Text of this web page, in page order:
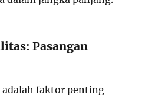
Pasangan
adalah faktor penting